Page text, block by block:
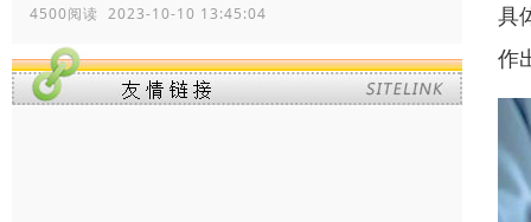
4500阅读 2023-10-10 13:45:04
具
作